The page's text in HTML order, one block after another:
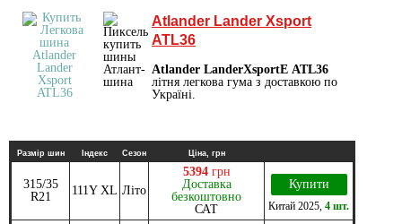
Atlander Lander Xsport
ATL36
Atlander LanderXsportЕ ATL36
літня легкова гума з доставкою по
Україні.
Размір шин Індекс Сезон Ціна, грн
315/35
R21
111Y XL Літо
5394 грн
Доставка
безкоштовно
САТ
Купити
Китай 2025 4 шт.